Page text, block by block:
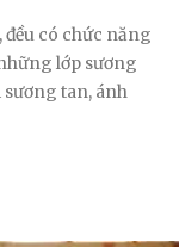
có chức năng
lớp sương
sương tan, ánh